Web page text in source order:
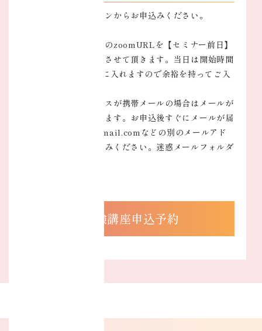
以下の申込予約ボタンからお申込みください。
決済を確認後、当日のzoomURLを【セミナー前日】
にメールにてお送りさせて頂きます。当日は開始時間
の５分前よりzoomに入れますので余裕を持ってご入
なお、メールアドレスが携帯メールの場合はメールが
届かないことがあります。お申込後すぐにメールが届
かない場合は、@gmail.comなどの別のメールアド
レスで再度お申し込みください。迷惑メールフォルダ
体験講座申込予約